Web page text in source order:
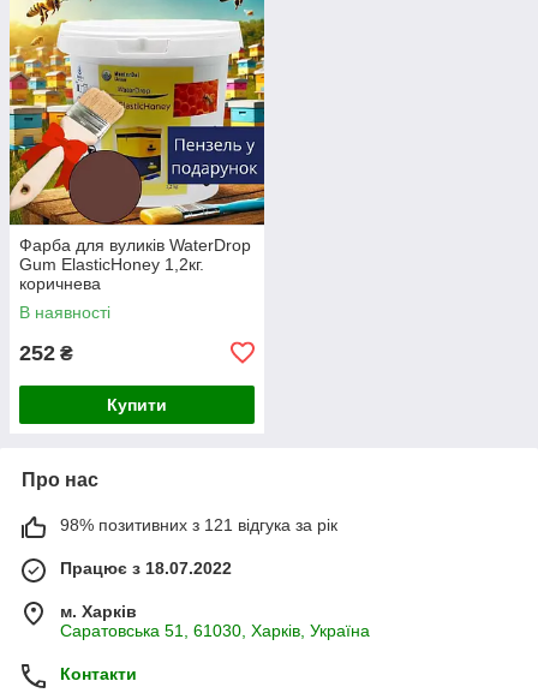
Фарба для вуликів WaterDrop
Gum ElasticHoney 1,2кг.
коричнева
В наявності
252 ₴
Купити
Про нас
98% позитивних з 121 відгука за рік
Працює з 18.07.2022
м. Харків
Саратовська 51, 61030, Харків, Україна
Контакти